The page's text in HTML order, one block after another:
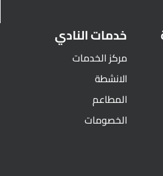
خدمات النادي
مركز الخدمات
الانشطة
المطاعم
الخصومات